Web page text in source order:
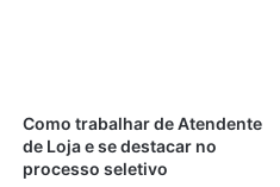
Como trabalhar de Atendente
de Loja e se destacar no
processo seletivo